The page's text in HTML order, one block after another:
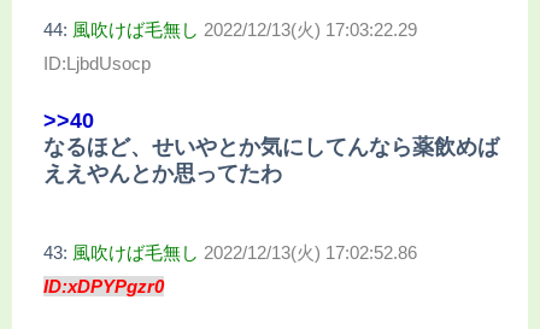
44: 風吹けば毛無し 2022/12/13(火) 17:03:22.29
ID:LjbdUsocp
>>40
なるほど、せいやとか気にしてんなら薬飲めば
ええやんとか思ってたわ
43: 風吹けば毛無し 2022/12/13(火) 17:02:52.86
ID:xDPYPgzr0